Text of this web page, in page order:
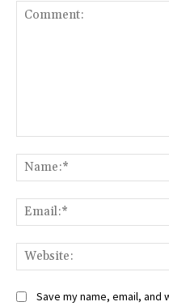
Save my name, email,